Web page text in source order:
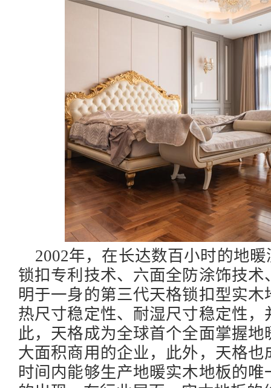
2002年，在长达数百小时的地
锁扣专利技术、六面全防涂饰技
明于一身的第三代天格锁扣型实
热尺寸稳定性、耐湿尺寸稳定性
此，天格成为全球首个全面掌握
大面积商用的企业，此外，天格
时间内能够生产地暖实木地板的